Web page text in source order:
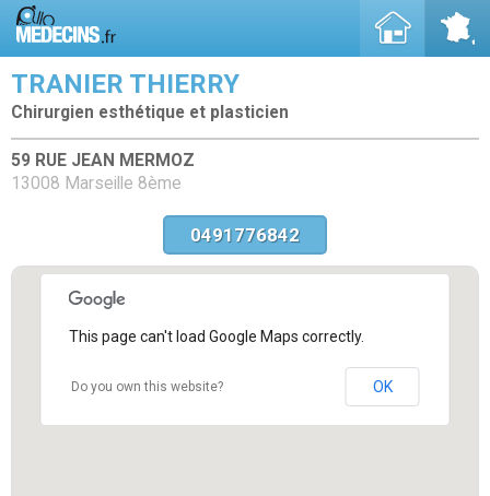
TRANIER THIERRY
Chirurgien esthétique et plasticien
59 RUE JEAN MERMOZ
13008 Marseille 8ème
0491776842
This page can't load Google Maps correctly.
Do you own this website? OK